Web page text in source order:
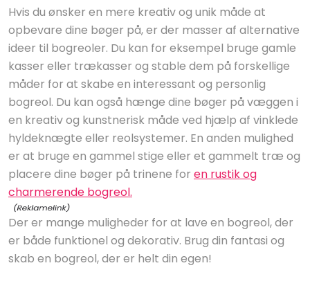
Hvis du ønsker en mere kreativ og unik måde at
opbevare dine bøger på, er der masser af alternative
ideer til bogreoler. Du kan for eksempel bruge gamle
kasser eller trækasser og stable dem på forskellige
måder for at skabe en interessant og personlig
bogreol. Du kan også hænge dine bøger på væggen i
en kreativ og kunstnerisk måde ved hjælp af vinklede
hyldeknægte eller reolsystemer. En anden mulighed
er at bruge en gammel stige eller et gammelt træ og
placere dine bøger på trinene for en rustik og
charmerende bogreol.
Der er mange muligheder for at lave en bogreol, der
er både funktionel og dekorativ. Brug din fantasi og
skab en bogreol, der er helt din egen!